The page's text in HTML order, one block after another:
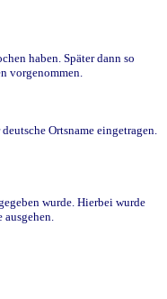
haben. Später dann so
vorgenommen.
Ortsname eingetragen.
wurde. Hierbei wurde